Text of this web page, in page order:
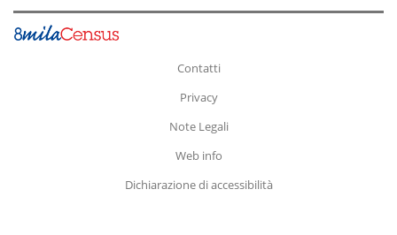
Contatti
Privacy
Note Legali
Web info
Dichiarazione di accessibilità